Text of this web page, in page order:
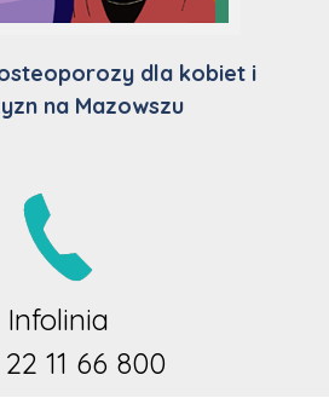
dla kobiet i
na Mazowszu
Infolinia
11 66 800